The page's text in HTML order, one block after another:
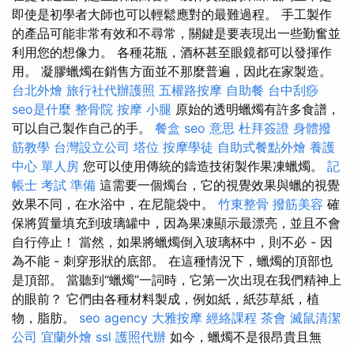
即使是初學者大師也可以輕鬆應對的最難過程。 手工製作
的產品可能非常有效和不尋常，關鍵是要表現出一些勤奮並
利用您的想像力。 各種花瓶，酒杯甚至眼鏡都可以發揮作
用。 凝膠蠟燭在銷售方面並不那麼普遍，因此在家製造。
台北外燴 旅行社代辦護照 五權路按摩 自助餐 台中刮痧
seo是什麼 整骨院 按摩 小腿 原始的透明蠟燭有許多食譜，
可以自己製作自己的手。 餐盒 seo 意思 杜拜簽證 身體撥
筋教學 台灣設立公司 塔位 按摩學徒 自助式餐點外燴 養護
中心 單人房 您可以使用傳統的鑄造技術製作果凍蠟燭。 記
帳士 考試 準備 這需要一個燭台，它的視覺效果與蠟的視覺
效果不同，在水浴中，在尼龍袋中。 竹東整骨 撥筋美容 確
保將質量填充到玻璃罐中，因為果凍顯示最漂亮，並且不會
自行停止！ 當然，如果將蠟燭倒入玻璃杯中，則不必 - 因
為不能 - 刺穿形狀的底部。 在這種情況下，蠟燭的頂部也
是頂部。 當聽到“蠟燭”一詞時，它第一次出現在我們精神上
的眼前？ 它們由各種材料製成，例如紙，紙莎草紙，植
物，脂肪。 seo agency 大雅按摩 經絡課程 茶會 滅鼠清潔
公司 宜蘭外燴 ssl 護照代辦 如今，蠟燭不是很昂貴且無